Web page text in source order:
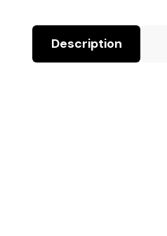
Description